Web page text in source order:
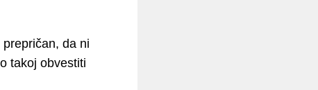
da ni
takoj obvestiti